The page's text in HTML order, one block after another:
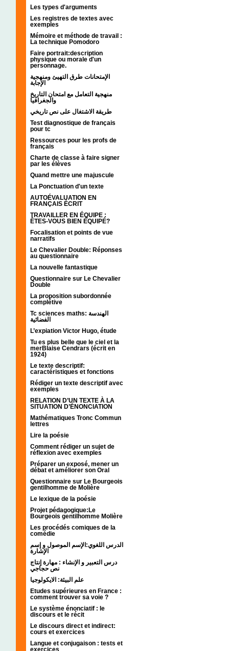
Les types d'arguments
Les registres de textes avec
exemples
Mémoire et méthode de travail :
La technique Pomodoro
Faire portrait:description
physique ou morale d'un
personnage.
الإمتحانات طرق التهيئ ومنهجية
الإجابة
منهجية التعامل مع امتحان التاريخ
والجغرافيا
طريقة الاشتغال على نص تاريخي
Test diagnostique de français
pour tc
Ressources pour les profs de
français
Charte de classe à faire signer
par les élèves
Quand mettre une majuscule
La Ponctuation d'un texte
AUTOÉVALUATION EN
FRANÇAIS ÉCRIT
TRAVAILLER EN ÉQUIPE :
ÊTES-VOUS BIEN ÉQUIPÉ?
Focalisation et points de vue
narratifs
Le Chevalier Double: Réponses
au questionnaire
La nouvelle fantastique
Questionnaire sur Le Chevalier
Double
La proposition subordonnée
complétive
Tc sciences maths: الهندسة
الفضائية
L’expiation Victor Hugo, étude
Tu es plus belle que le ciel et la
merBlaise Cendrars (écrit en
1924)
Le texte descriptif:
caractéristiques et fonctions
Rédiger un texte descriptif avec
exemples
RELATION D’UN TEXTE À LA
SITUATION D’ÉNONCIATION
Mathématiques Tronc Commun
lettres
Lire la poésie
Comment rédiger un sujet de
réflexion avec exemples
Préparer un exposé, mener un
débat et améliorer son Oral
Questionnaire sur Le Bourgeois
gentilhomme de Molière
Le lexique de la poésie
Projet pédagogique:Le
Bourgeois gentilhomme Molière
Les procédés comiques de la
comédie
الدرس اللغوي:الإسم الموصول و إسم
الإشارة
درس التعبير و الإنشاء : مهارة إنتاج
نص حجاجي
علم البيئة: الايكولوجيا
Etudes supérieures en France :
comment trouver sa voie ?
Le système énonciatif : le
discours et le récit
Le discours direct et indirect:
cours et exercices
Langue et conjugaison : tests et
exercices